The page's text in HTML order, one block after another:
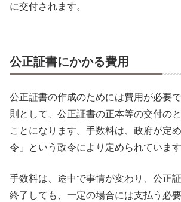
に交付されます。
公正証書にかかる費用
公正証書の作成のためには費用が必要
則として、公正証書の正本等の交付の
ことになります。手数料は、政府が定
令」という政令により定められています
手数料は、途中で事情が変わり、公正
終了しても、一定の場合には支払う必